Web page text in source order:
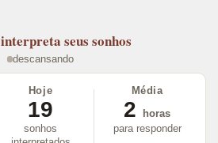
interpreta seus sonhos
descansando
Hoje
19
sonhos
Média
2
horas
para responder